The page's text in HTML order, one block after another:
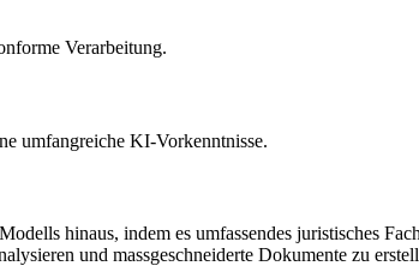
Verarbeitung.
umfangreiche KI-Vorkenntnisse.
hinaus, indem es umfassendes juristisches
und massgeschneiderte Dokumente zu